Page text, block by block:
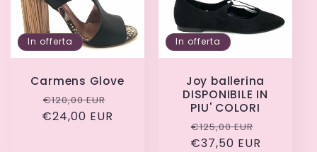
In offerta
Carmens Glove
Prezzo
di
€120,00 EUR
€24,00 EUR
In offerta
Joy ballerina
DISPONIBILE IN
PIU' COLORI
Prezzo
di
€125,00 EUR
€37,50 EUR